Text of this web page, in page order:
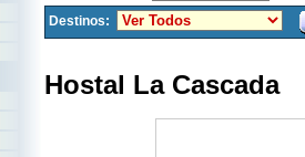
Destinos:
Hostal La Cascada